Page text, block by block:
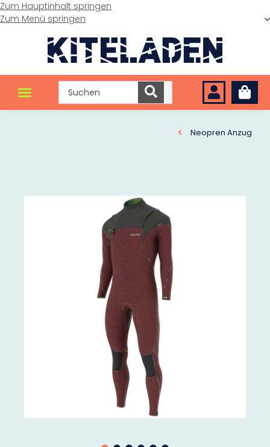
Zum Hauptinhalt springen
Zum Menü springen
Neopren Anzug